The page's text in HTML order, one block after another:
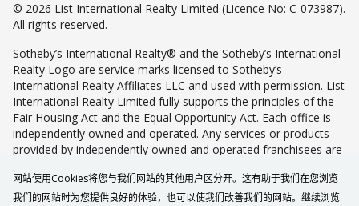
© 2026 List International Realty Limited (Licence No: C-073987).
All rights reserved.
Sotheby’s International Realty® and the Sotheby’s International
Realty Logo are service marks licensed to Sotheby’s
International Realty Affiliates LLC and used with permission. List
International Realty Limited fully supports the principles of the
Fair Housing Act and the Equal Opportunity Act. Each office is
independently owned and operated. Any services or products
provided by independently owned and operated franchisees are
International Realty Affiliates LLC nor any of its affiliated
companies.
网站使用Cookies将您与我们网站的其他用户区分开。这有助于我们在您浏览
我们的网站时为您提供良好的体验，也可以使我们改善我们的网站。继续浏览